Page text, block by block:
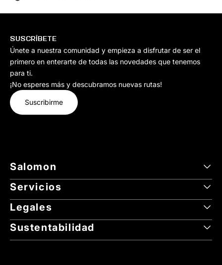
SUSCRÍBETE
Únete a nuestra comunidad y empieza a disfrutar de ser el
primero en enterarte de todas las novedades que tenemos
para ti.
¡No esperes más y descubramos nuevas rutas!
Suscribirme
Salomon
Servicios
Legales
Sustentabilidad